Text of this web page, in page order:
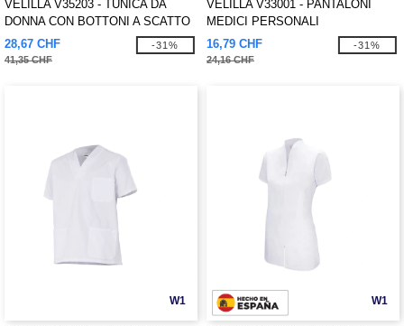
VELILLA V35203 - TUNICA DA
DONNA CON BOTTONI A SCATTO
28,67 CHF
41,35 CHF
-31%
VELILLA V33001 - PANTALONI
MEDICI PERSONALI
16,79 CHF
24,16 CHF
-31%
W1 W1